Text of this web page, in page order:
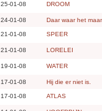
25-01-08 DROOM
24-01-08 Daar waar het
21-01-08 SPEER
21-01-08 LORELEI
19-01-08 WATER
17-01-08 Hij die er niet is.
17-01-08 ATLAS